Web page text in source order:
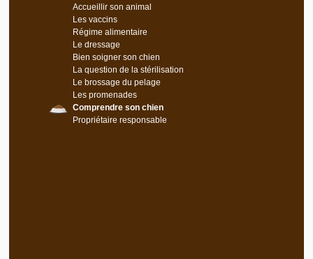
Accueillir son animal
Les vaccins
Régime alimentaire
Le dressage
Bien soigner son chien
La question de la stérilisation
Le brossage du pelage
Les promenades
Comprendre son chien
Propriétaire responsable